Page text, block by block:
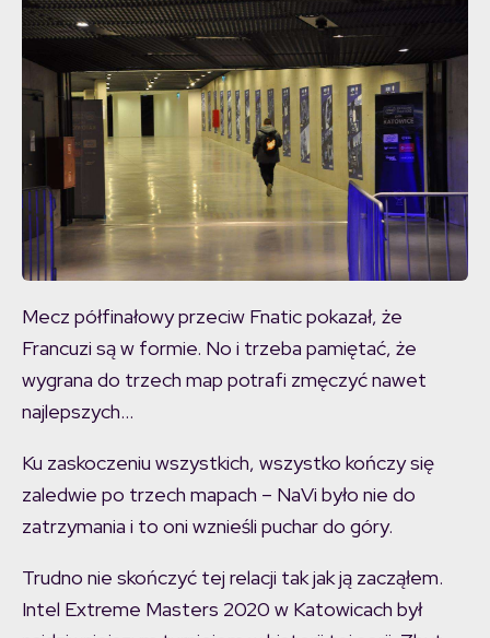
Mecz półfinałowy przeciw Fnatic pokazał, że
Francuzi są w formie. No i trzeba pamiętać, że
wygrana do trzech map potrafi zmęczyć nawet
najlepszych…
Ku zaskoczeniu wszystkich, wszystko kończy się
zaledwie po trzech mapach – NaVi było nie do
zatrzymania i to oni wznieśli puchar do góry.
Trudno nie skończyć tej relacji tak jak ją zacząłem.
Intel Extreme Masters 2020 w Katowicach był